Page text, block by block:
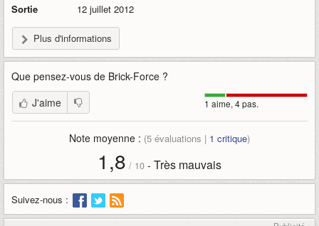
Sortie
12 juillet 2012
Plus d'informations
Que pensez-vous de Brick-Force ?
1 aime, 4 pas.
J'aime
Note moyenne : (5 évaluations | 1 critique)
1,8 / 10 - Très mauvais
Suivez-nous :